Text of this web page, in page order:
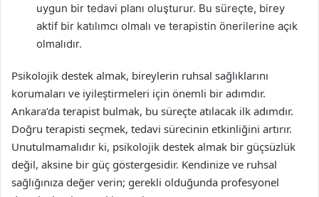
uygun bir tedavi planı oluşturur. Bu süreçte, birey
aktif bir katılımcı olmalı ve terapistin önerilerine açık
olmalıdır.
Psikolojik destek almak, bireylerin ruhsal sağlıklarını
korumaları ve iyileştirmeleri için önemli bir adımdır.
Ankara’da terapist bulmak, bu süreçte atılacak ilk adımdır.
Doğru terapisti seçmek, tedavi sürecinin etkinliğini artırır.
Unutulmamalıdır ki, psikolojik destek almak bir güçsüzlük
değil, aksine bir güç göstergesidir. Kendinize ve ruhsal
sağlığınıza değer verin; gerekli olduğunda profesyonel